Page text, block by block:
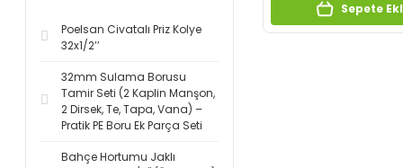
Poelsan Civatalı Priz Kolye
32x1/2’’
32mm Sulama Borusu
Tamir Seti (2 Kaplin Manşon,
2 Dirsek, Te, Tapa, Vana) –
Pratik PE Boru Ek Parça Seti
Bahçe Hortumu Jaklı
Sepete